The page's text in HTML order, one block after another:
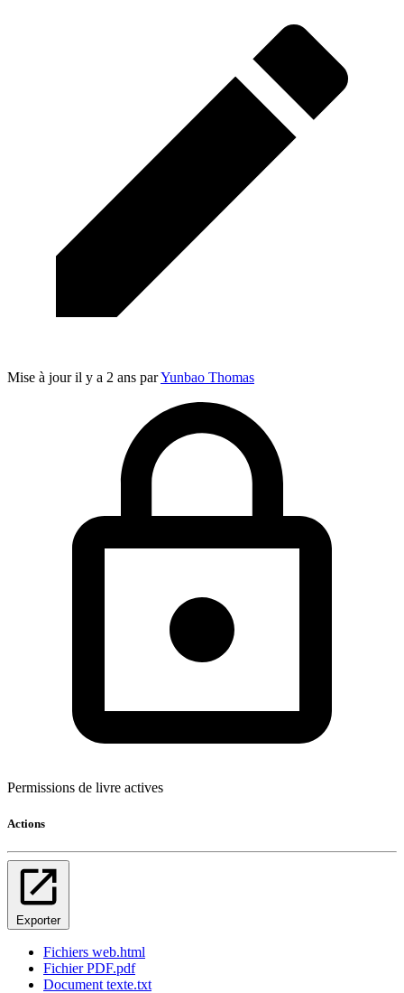
Mise à jouril y a 2 ans parYunbao Thomas
Permissions de livre actives
Actions
Exporter
Fichiers web.html
Fichier PDF.pdf
Document texte.txt